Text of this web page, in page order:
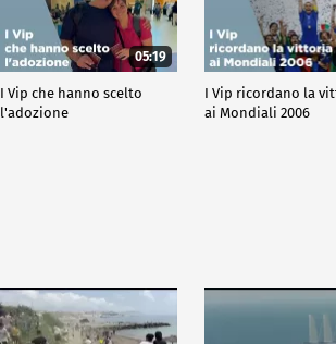
05:19
I Vip che hanno scelto
l'adozione
I Vip ricordano la
ai Mondiali 2006